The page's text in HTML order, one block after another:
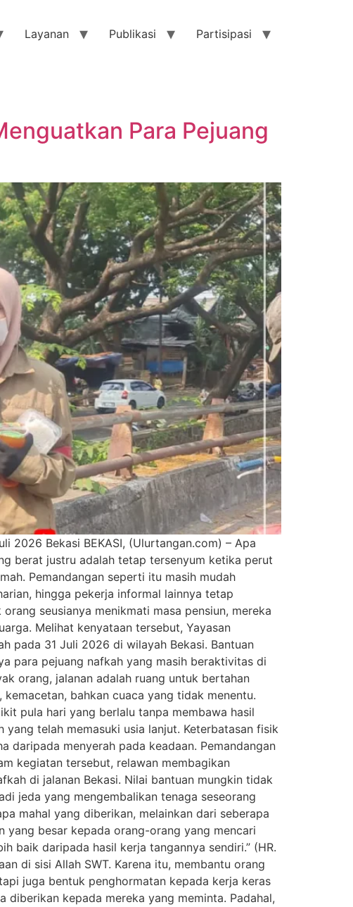
Layanan Publikasi Partisipasi
Para Pejuang
2026 Bekasi BEKASI, (Ulurtangan.com) – Apa
berat justru adalah tetap tersenyum ketika perut
Pemandangan seperti itu masih mudah
hingga pekerja informal lainnya tetap
seusianya menikmati masa pensiun, mereka
Melihat kenyataan tersebut, Yayasan
pada 31 Juli 2026 di wilayah Bekasi. Bantuan
para pejuang nafkah yang masih beraktivitas di
orang, jalanan adalah ruang untuk bertahan
bahkan cuaca yang tidak menentu.
pula hari yang berlalu tanpa membawa hasil
telah memasuki usia lanjut. Keterbatasan fisik
daripada menyerah pada keadaan. Pemandangan
kegiatan tersebut, relawan membagikan
di jalanan Bekasi. Nilai bantuan mungkin tidak
jeda yang mengembalikan tenaga seseorang
mahal yang diberikan, melainkan dari seberapa
yang besar kepada orang-orang yang mencari
baik daripada hasil kerja tangannya sendiri.” (HR.
di sisi Allah SWT. Karena itu, membantu orang
juga bentuk penghormatan kepada kerja keras
diberikan kepada mereka yang meminta. Padahal,